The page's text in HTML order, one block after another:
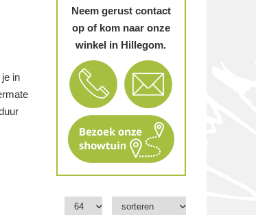
in
Neem gerust contact
op of kom naar onze
winkel in Hillegom.